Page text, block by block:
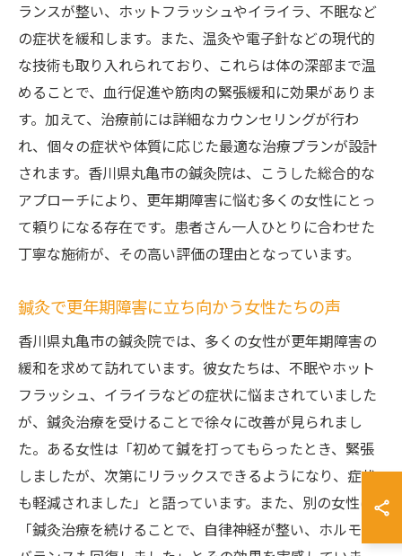
ランスが整い、ホットフラッシュやイライラ、不眠など
の症状を緩和します。また、温灸や電子針などの現代的
な技術も取り入れられており、これらは体の深部まで温
めることで、血行促進や筋肉の緊張緩和に効果がありま
す。加えて、治療前には詳細なカウンセリングが行わ
れ、個々の症状や体質に応じた最適な治療プランが設計
されます。香川県丸亀市の鍼灸院は、こうした総合的な
アプローチにより、更年期障害に悩む多くの女性にとっ
て頼りになる存在です。患者さん一人ひとりに合わせた
丁寧な施術が、その高い評価の理由となっています。
鍼灸で更年期障害に立ち向かう女性たちの声
香川県丸亀市の鍼灸院では、多くの女性が更年期障害の
緩和を求めて訪れています。彼女たちは、不眠やホット
フラッシュ、イライラなどの症状に悩まされていました
が、鍼灸治療を受けることで徐々に改善が見られまし
た。ある女性は「初めて鍼を打ってもらったとき、緊張
しましたが、次第にリラックスできるようになり、症状
も軽減されました」と語っています。また、別の女性は
「鍼灸治療を続けることで、自律神経が整い、ホルモン